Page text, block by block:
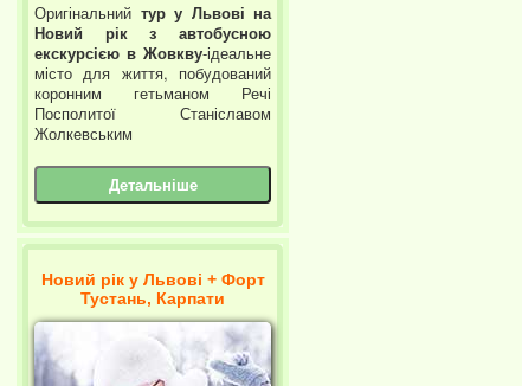
Оригінальний тур у Львові на
Новий рік з автобусною
екскурсією в Жовкву-ідеальне
місто для життя, побудований
коронним гетьманом Речі
Посполитої Станіславом
Жолкевським
Детальніше
Новий рік у Львові + Форт
Тустань, Карпати